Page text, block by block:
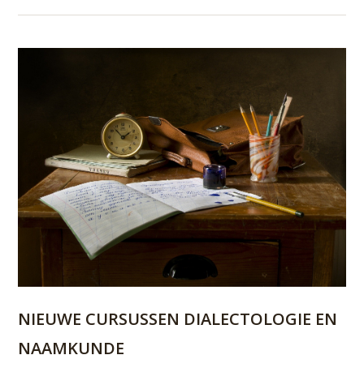
NIEUWE CURSUSSEN DIALECTOLOGIE EN
NAAMKUNDE